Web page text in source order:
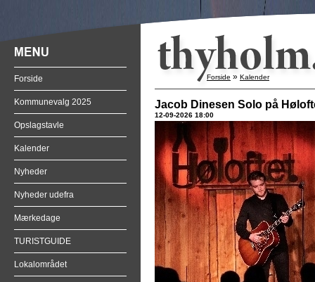
Forside
Kommunevalg 2025
Opslagstavle
Kalender
Nyheder
Nyheder udefra
Mærkedage
TURISTGUIDE
Lokalområdet
Forside » Kalender
Jacob Dinesen Solo på
12-09-2026 18:00